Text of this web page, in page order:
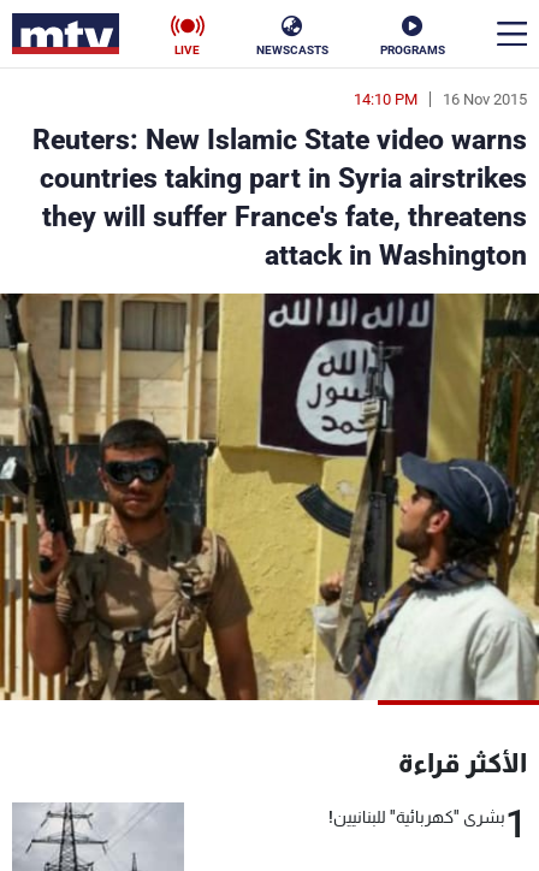
PROGRAMS
NEWSCASTS
LIVE
16 Nov 2015
14:10 PM
Reuters: New Islamic State video warns
countries taking part in Syria airstrikes
they will suffer France's fate, threatens
attack in Washington
الأكثر قراءة
1بشرى "كهربائية" للبنانيين!
en
الأخبار
سياسة ناس
إقتصاد
منوعات رياضة
كأس العالم
البرامج
جدول البرامج
شاهد البرامج
الترددات
الإنـتـاج
وظائف
تواصل معنا